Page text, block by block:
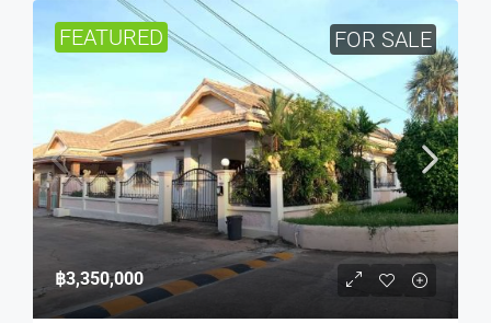
FEATURED FOR SALE
฿3,350,000